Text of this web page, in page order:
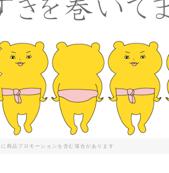
商品プロモーションを含む場合があります